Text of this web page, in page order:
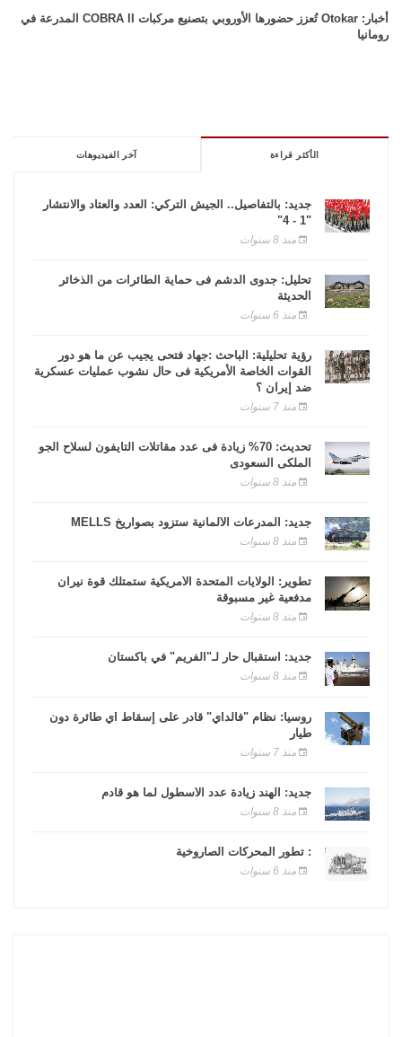
أخبار: Otokar تُعزز حضورها الأوروبي بتصنيع مركبات COBRA II المدرعة في
رومانيا
الأكثر قراءة آخر الفيديوهات
جديد: بالتفاصيل.. الجيش التركي: العدد والعتاد والانتشار
"1 - 4"
منذ 8 سنوات
تحليل: جدوى الدشم فى حماية الطائرات من الذخائر
الحديثة
منذ 6 سنوات
رؤية تحليلية: الباحث :جهاد فتحى يجيب عن ما هو دور
القوات الخاصة الأمريكية فى حال نشوب عمليات عسكرية
ضد إيران ؟
منذ 7 سنوات
تحديث: 70% زيادة فى عدد مقاتلات التايفون لسلاح الجو
الملكى السعودى
منذ 8 سنوات
جديد: المدرعات الألمانية ستزود بصواريخ MELLS
منذ 8 سنوات
تطوير: الولايات المتحدة الأمريكية ستمتلك قوة نيران
مدفعية غير مسبوقة
منذ 8 سنوات
جديد: استقبال حار لـ"الفريم" في باكستان
منذ 8 سنوات
روسيا: نظام "فالداي" قادر على إسقاط أي طائرة دون
طيار
منذ 7 سنوات
جديد: الهند زيادة عدد الأسطول لما هو قادم
منذ 8 سنوات
: تطور المحركات الصاروخية
منذ 6 سنوات